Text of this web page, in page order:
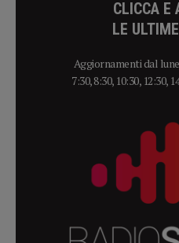
CLICCA E
LE
Aggiornamenti dal
7:30, 8:30, 10:30, 12:30,